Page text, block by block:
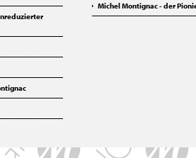
Michel Montignac - der